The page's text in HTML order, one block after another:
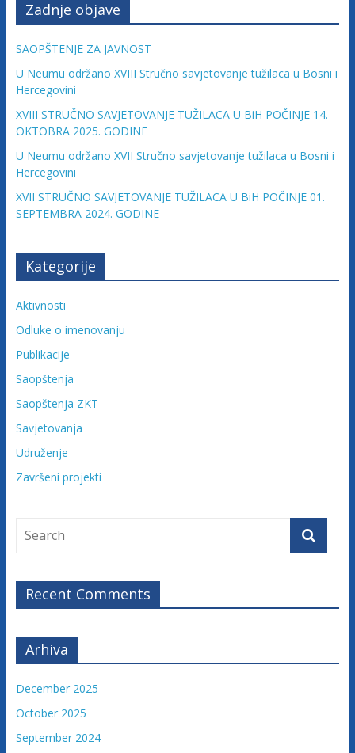
i
n
Zadnje objave
SAOPŠTENJE ZA JAVNOST
U Neumu održano XVIII Stručno savjetovanje tužilaca u Bosni i
Hercegovini
XVIII STRUČNO SAVJETOVANJE TUŽILACA U BiH POČINJE 14.
OKTOBRA 2025. GODINE
U Neumu održano XVII Stručno savjetovanje tužilaca u Bosni i
Hercegovini
XVII STRUČNO SAVJETOVANJE TUŽILACA U BiH POČINJE 01.
SEPTEMBRA 2024. GODINE
Kategorije
Aktivnosti
Odluke o imenovanju
Publikacije
Saopštenja
Saopštenja ZKT
Savjetovanja
Udruženje
Završeni projekti
Recent Comments
Arhiva
December 2025
October 2025
September 2024